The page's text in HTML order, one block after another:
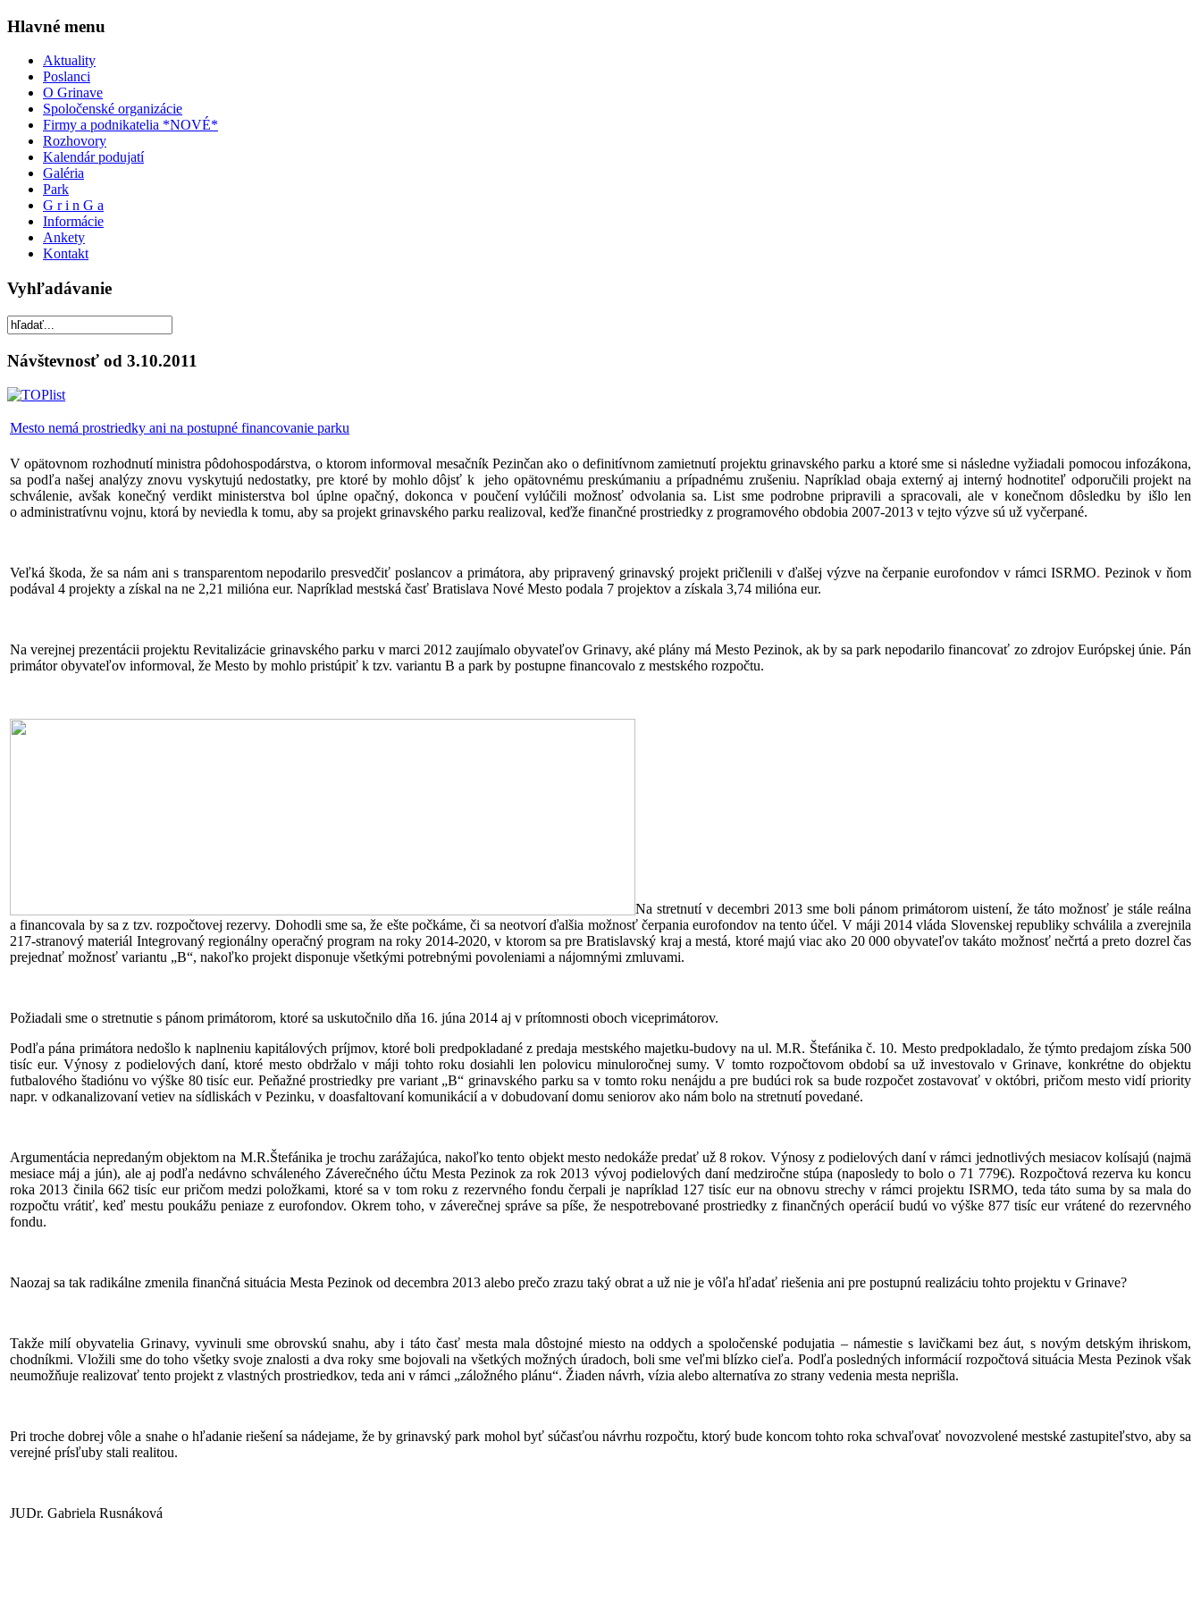
Hlavné menu
Aktuality
Poslanci
O Grinave
Spoločenské organizácie
Firmy a podnikatelia *NOVÉ*
Rozhovory
Kalendár podujatí
Galéria
Park
G r i n G a
Informácie
Ankety
Kontakt
Vyhľadávanie
Návštevnosť od 3.10.2011
Mesto nemá prostriedky ani na postupné financovanie parku
V opätovnom rozhodnutí ministra pôdohospodárstva, o ktorom informoval mesačník Pezinčan ako o definitívnom zamietnutí projektu grinavského parku a ktoré sme si následne vyžiadali pomocou infozákona,
sa podľa našej analýzy znovu vyskytujú nedostatky, pre ktoré by mohlo dôjsť k jeho opätovnému preskúmaniu a prípadnému zrušeniu. Napríklad obaja externý aj interný hodnotiteľ odporučili projekt na
schválenie, avšak konečný verdikt ministerstva bol úplne opačný, dokonca v poučení vylúčili možnosť odvolania sa. List sme podrobne pripravili a spracovali, ale v konečnom dôsledku by išlo len
o administratívnu vojnu, ktorá by neviedla k tomu, aby sa projekt grinavského parku realizoval, keďže finančné prostriedky z programového obdobia 2007-2013 v tejto výzve sú už vyčerpané.
Veľká škoda, že sa nám ani s transparentom nepodarilo presvedčiť poslancov a primátora, aby pripravený grinavský projekt pričlenili v ďalšej výzve na čerpanie eurofondov v rámci ISRMO.Pezinok v ňom
podával 4 projekty a získal na ne 2,21 milióna eur. Napríklad mestská časť Bratislava Nové Mesto podala 7 projektov a získala 3,74 milióna eur.
Na verejnej prezentácii projektu Revitalizácie grinavského parku v marci 2012 zaujímalo obyvateľov Grinavy, aké plány má Mesto Pezinok, ak by sa park nepodarilo financovať zo zdrojov Európskej únie. Pán
primátor obyvateľov informoval, že Mesto by mohlo pristúpiť k tzv. variantu B a park by postupne financovalo z mestského rozpočtu.
Na stretnutí v decembri 2013 sme boli pánom primátorom uistení, že táto možnosť je stále reálna
a financovala by sa z tzv. rozpočtovej rezervy. Dohodli sme sa, že ešte počkáme, či sa neotvorí ďalšia možnosť čerpania eurofondov na tento účel. V máji 2014 vláda Slovenskej republiky schválila a zverejnila
217-stranový materiál Integrovaný regionálny operačný program na roky 2014-2020, v ktorom sa pre Bratislavský kraj a mestá, ktoré majú viac ako 20 000 obyvateľov takáto možnosť nečrtá a preto dozrel čas
prejednať možnosť variantu „B“, nakoľko projekt disponuje všetkými potrebnými povoleniami a nájomnými zmluvami.
Požiadali sme o stretnutie s pánom primátorom, ktoré sa uskutočnilo dňa 16. júna 2014 aj v prítomnosti oboch viceprimátorov.
Podľa pána primátora nedošlo k naplneniu kapitálových príjmov, ktoré boli predpokladané z predaja mestského majetku-budovy na ul. M.R. Štefánika č. 10. Mesto predpokladalo, že týmto predajom získa 500
tisíc eur. Výnosy z podielových daní, ktoré mesto obdržalo v máji tohto roku dosiahli len polovicu minuloročnej sumy. V tomto rozpočtovom období sa už investovalo v Grinave, konkrétne do objektu
futbalového štadiónu vo výške 80 tisíc eur. Peňažné prostriedky pre variant „B“ grinavského parku sa v tomto roku nenájdu a pre budúci rok sa bude rozpočet zostavovať v októbri, pričom mesto vidí priority
napr. v odkanalizovaní vetiev na sídliskách v Pezinku, v doasfaltovaní komunikácií a v dobudovaní domu seniorov ako nám bolo na stretnutí povedané.
Argumentácia nepredaným objektom na M.R.Štefánika je trochu zarážajúca, nakoľko tento objekt mesto nedokáže predať už 8 rokov. Výnosy z podielových daní v rámci jednotlivých mesiacov kolísajú (najmä
mesiace máj a jún), ale aj podľa nedávno schváleného Záverečného účtu Mesta Pezinok za rok 2013 vývoj podielových daní medziročne stúpa (naposledy to bolo o 71 779€). Rozpočtová rezerva ku koncu
roka 2013 činila 662 tisíc eur pričom medzi položkami, ktoré sa v tom roku z rezervného fondu čerpali je napríklad 127 tisíc eur na obnovu strechy v rámci projektu ISRMO, teda táto suma by sa mala do
rozpočtu vrátiť, keď mestu poukážu peniaze z eurofondov. Okrem toho, v záverečnej správe sa píše, že nespotrebované prostriedky z finančných operácií budú vo výške 877 tisíc eur vrátené do rezervného
fondu.
Naozaj sa tak radikálne zmenila finančná situácia Mesta Pezinok od decembra 2013 alebo prečo zrazu taký obrat a už nie je vôľa hľadať riešenia ani pre postupnú realizáciu tohto projektu v Grinave?
Takže milí obyvatelia Grinavy, vyvinuli sme obrovskú snahu, aby i táto časť mesta mala dôstojné miesto na oddych a spoločenské podujatia – námestie s lavičkami bez áut, s novým detským ihriskom,
chodníkmi. Vložili sme do toho všetky svoje znalosti a dva roky sme bojovali na všetkých možných úradoch, boli sme veľmi blízko cieľa. Podľa posledných informácií rozpočtová situácia Mesta Pezinok však
neumožňuje realizovať tento projekt z vlastných prostriedkov, teda ani v rámci „záložného plánu“. Žiaden návrh, vízia alebo alternatíva zo strany vedenia mesta neprišla.
Pri troche dobrej vôle a snahe o hľadanie riešení sa nádejame, že by grinavský park mohol byť súčasťou návrhu rozpočtu, ktorý bude koncom tohto roka schvaľovať novozvolené mestské zastupiteľstvo, aby sa
verejné prísľuby stali realitou.
JUDr. Gabriela Rusnáková